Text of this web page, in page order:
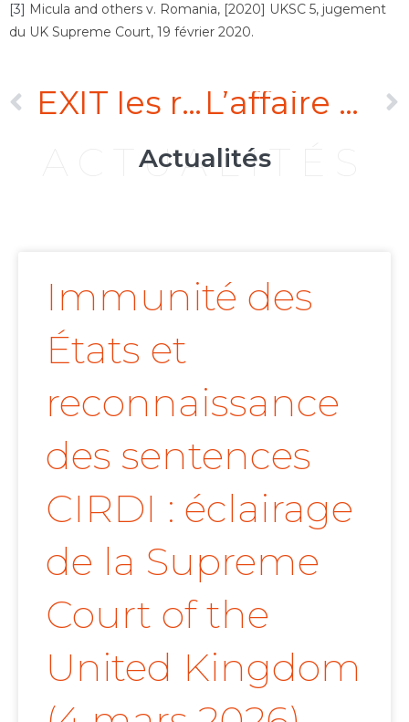
[3] Micula and others v. Romania, [2020] UKSC 5, jugement
du UK Supreme Court, 19 février 2020.
EXIT les règles de conformité internes de la conception française de l’ordre public international ! L’affaire Sultan de Sulu
ACTUALITÉS
Actualités
Immunité des
États et
reconnaissance
des sentences
CIRDI : éclairage
de la Supreme
Court of the
United Kingdom